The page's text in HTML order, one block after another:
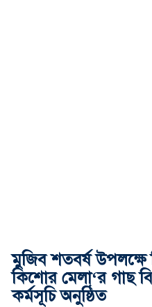
মুজিব শতবর্ষ উপলক্ষে
কিশোর মেলা‘র গাছ
কর্মসূচি অনুষ্ঠিত